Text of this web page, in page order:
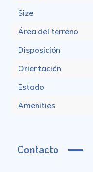
Size
Área del terreno
Disposición
Orientación
Estado
Amenities
Contacto